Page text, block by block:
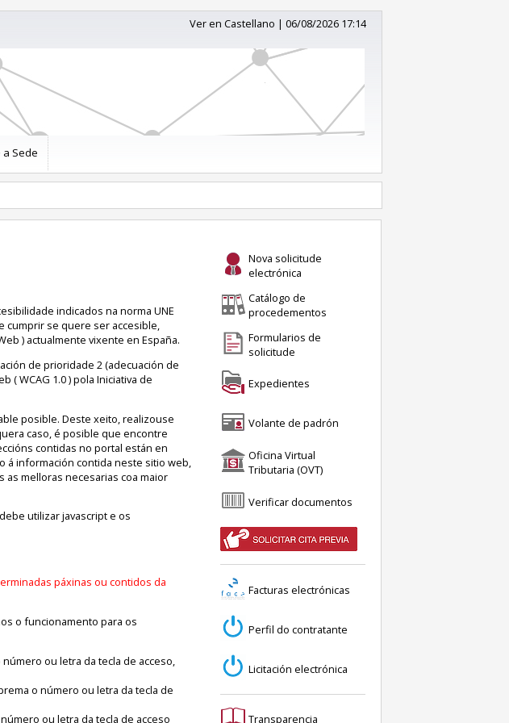
Ver en Castellano | 06/08/2026 17:14
a Sede
indicados na norma UNE
cumprir se quere ser accesible,
) actualmente vixente en España.
de prioridade 2 (adecuación de
( WCAG 1.0 ) pola Iniciativa de
posible. Deste xeito, realizouse
caso, é posible que encontre
contidas no portal están en
á información contida neste sitio web,
melloras necesarias coa maior
utilizar javascript e os
páxinas ou contidos da
o funcionamento para os
ou letra da tecla de acceso,
o número ou letra da tecla de
ou letra da tecla de acceso
Nova solicitude
electrónica
Catálogo de
procedementos
Formularios de
solicitude
Expedientes
Volante de padrón
Oficina Virtual
Tributaria (OVT)
Verificar documentos
Facturas electrónicas
Perfil do contratante
Licitación electrónica
Transparencia